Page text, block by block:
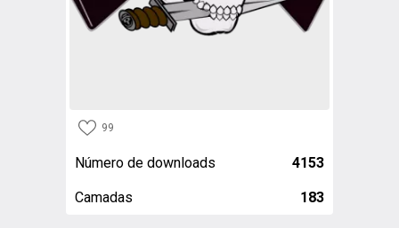
99
Número de downloads 4153
Camadas 183